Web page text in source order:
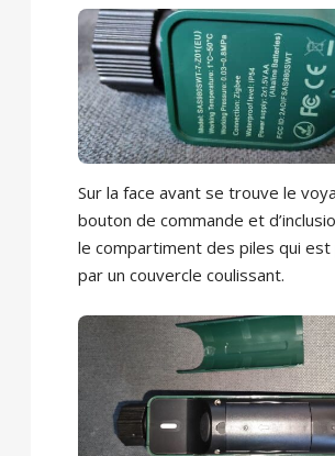
Sur la face avant se trouve le
bouton de commande et
le compartiment des piles qui
par un couvercle coulissant.